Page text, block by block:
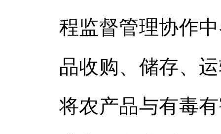
程监督管理协作
品收购、储存、
将农产品与有毒